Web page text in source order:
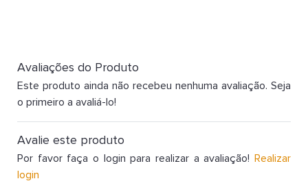
Avaliações do Produto
Este produto ainda não recebeu nenhuma avaliação. Seja
o primeiro a avaliá-lo!
Avalie este produto
Por favor faça o login para realizar a avaliação! Realizar
login